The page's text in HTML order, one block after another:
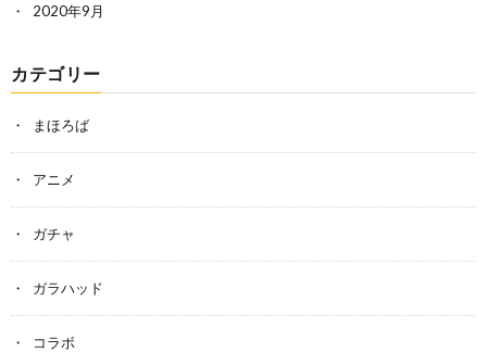
2020年9月
カテゴリー
まほろば
アニメ
ガチャ
ガラハッド
コラボ